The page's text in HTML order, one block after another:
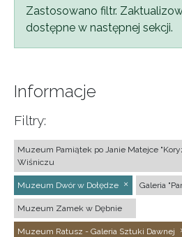
Komunikat
Zastosowano filtr.
dostępne w następnej sekcji.
Informacje
Filtry:
Muzeum Pamiątek po Janie Matejce
Wiśniczu
Muzeum Dwór w Dołędze Galeria
Muzeum Zamek w Dębnie
Muzeum Ratusz - Galeria Sztuki Dawnej